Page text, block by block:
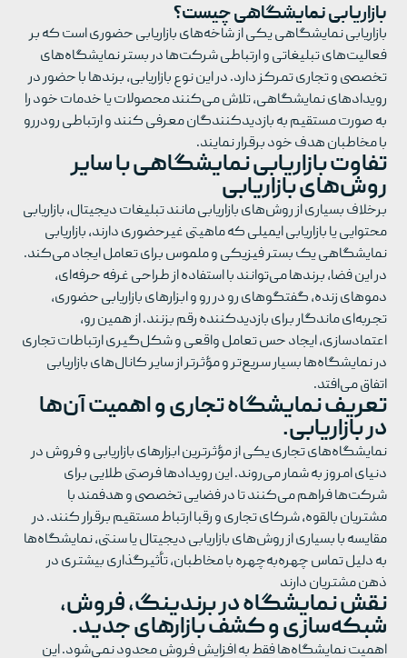
بازاریابی نمایشگاهی چیست؟
بازاریابی نمایشگاهی یکی از شاخه‌های بازاریابی حضوری است که بر
فعالیت‌های تبلیغاتی و ارتباطی شرکت‌ها در بستر نمایشگاه‌های
تخصصی و تجاری تمرکز دارد. در این نوع بازاریابی، برندها با حضور در
رویدادهای نمایشگاهی، تلاش می‌کنند محصولات یا خدمات خود را
به صورت مستقیم به بازدیدکنندگان معرفی کنند و ارتباطی رودررو
با مخاطبان هدف خود برقرار نمایند.
تفاوت بازاریابی نمایشگاهی با سایر
روش‌های بازاریابی
برخلاف بسیاری از روش‌های بازاریابی مانند تبلیغات دیجیتال، بازاریابی
محتوایی یا بازاریابی ایمیلی که ماهیتی غیرحضوری دارند، بازاریابی
نمایشگاهی یک بستر فیزیکی و ملموس برای تعامل ایجاد می‌کند.
در این فضا، برندها می‌توانند با استفاده از طراحی غرفه حرفه‌ای،
دموهای زنده، گفتگوهای رو در رو و ابزارهای بازاریابی حضوری،
تجربه‌ای ماندگار برای بازدیدکننده رقم بزنند. از همین رو،
اعتمادسازی، ایجاد حس تعامل واقعی و شکل‌گیری ارتباطات تجاری
در نمایشگاه‌ها بسیار سریع‌تر و مؤثرتر از سایر کانال‌های بازاریابی
اتفاق می‌افتد.
تعریف نمایشگاه‌ تجاری و اهمیت آن‌ها
در بازاریابی.
نمایشگاه‌های تجاری یکی از مؤثرترین ابزارهای بازاریابی و فروش در
دنیای امروز به شمار می‌روند. این رویدادها فرصتی طلایی برای
شرکت‌ها فراهم می‌کنند تا در فضایی تخصصی و هدفمند با
مشتریان بالقوه، شرکای تجاری و رقبا ارتباط مستقیم برقرار کنند. در
مقایسه با بسیاری از روش‌های بازاریابی دیجیتال یا سنتی، نمایشگاه‌ها
به دلیل تماس چهره‌به‌چهره با مخاطبان، تأثیرگذاری بیشتری در
ذهن مشتریان دارند
نقش نمایشگاه در برندینگ، فروش،
شبکه‌سازی و کشف بازارهای جدید.
اهمیت نمایشگاه‌ها فقط به افزایش فروش محدود نمی‌شود. این